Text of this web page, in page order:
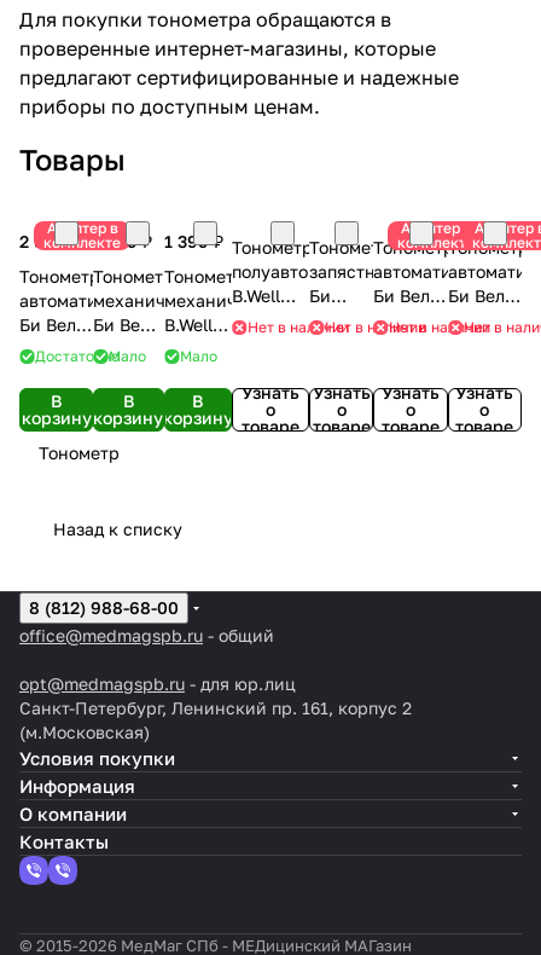
Для покупки тонометра обращаются в
проверенные интернет-магазины, которые
предлагают сертифицированные и надежные
приборы по доступным ценам.
Товары
Адаптер в
комплекте
2 990 ₽
Тонометр
автоматический
Би Велл
PRO-33
Достаточно
В
корзину
1 399 ₽
Тонометр
механический
Би Велл
MED-62
Мало
В
корзину
1 399 ₽
Тонометр
механический
B.Well
MED-63
Мало
В
корзину
Тонометр
полуавтоматический
B.Well
PRO-30
Нет в наличии
Узнать
о
товаре
Тонометр
запястный
Би
Велл
Нет в наличии
Узнать
о
товаре
Адаптер в
комплекте
Тонометр
автоматический
Би Велл
MED-53
Нет в наличии
Узнать
о
товаре
Адаптер
Тонометр
Би Велл
MED-55
Нет в
Узнать
о
товаре
Тонометр
Назад к списку
8 (812) 988-68-00
office@medmagspb.ru - общий
opt@medmagspb.ru - для юр.лиц
Санкт-Петербург, Ленинский пр. 161, корпус 2
(м.Московская)
Условия покупки
Информация
О компании
Контакты
© 2015-2026 МедМаг СПб - МЕДицинский МАГазин